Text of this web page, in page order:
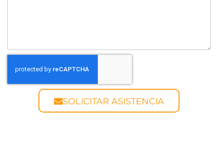
SOLICITAR ASISTENCIA